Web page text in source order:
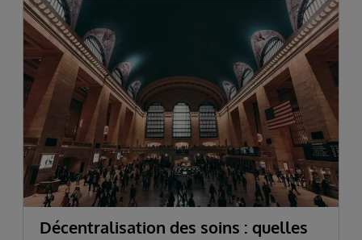
Décentralisation des soins : quelles